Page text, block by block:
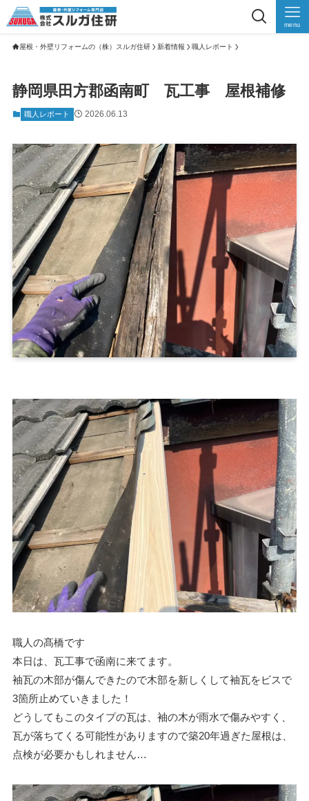
menu
屋根・外壁リフォームの（株）スルガ住研 新着情報 職人レポート
静岡県田方郡函南町 瓦工事 屋根補修
職人レポート 2026.06.13
職人の髙橋です
本日は、瓦工事で函南に来てます。
袖瓦の木部が傷んできたので木部を新しくして袖瓦をビスで
3箇所止めていきました！
どうしてもこのタイプの瓦は、袖の木が雨水で傷みやすく、
瓦が落ちてくる可能性がありますので築20年過ぎた屋根は、
点検が必要かもしれません…